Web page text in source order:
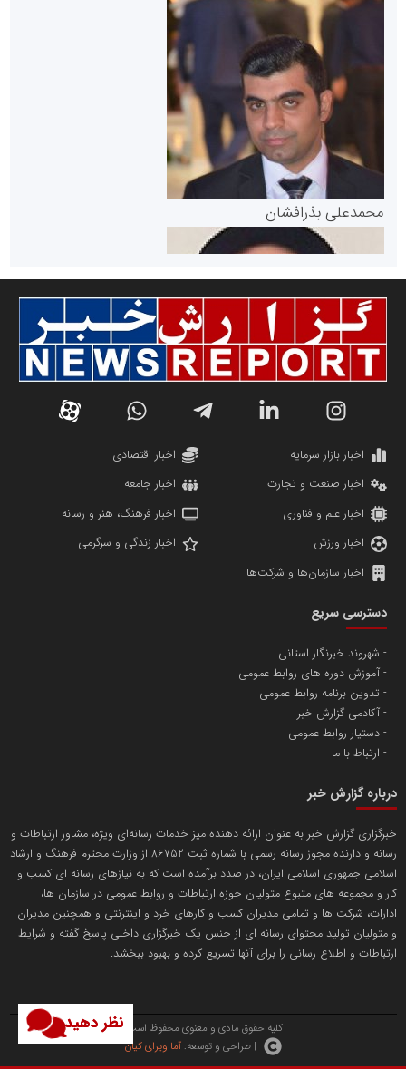
نظر دهید
پایگاه خبری گفتمان یزد
دانشگاه سئوی ایران
پایگاه اطلاع رسانی اعتلای نهادهای مردمی
پایگاه اطلاع رسانی دریا و نفت
سازمان بورس و اوراق بهادار
مرجع اخبار موثق در بازارسرمایه
سازمان صنعت،معدن و تجارت
تامین آهن اسفنجی تولیدکنندگان فولاد در کشور
تریبون
انتشار گسترده محتوا در رسانه گزارش خبر
محمدعلی بذرافشان
مریم حاج نوروز نظری
مسعودصادقی
محمدعلی کرمعلی
اخبار بازار سرمایه
اخبار اقتصادی
اخبار صنعت و تجارت
اخبار جامعه
اخبار علم و فناوری
اخبار فرهنگ، هنر و رسانه
اخبار ورزش
اخبار زندگی و سرگرمی
اخبار سازمان‌ها و شرکت‌ها
دسترسی سریع
شهروند خبرنگار استانی
آموزش دوره های روابط عمومی
تدوین برنامه روابط عمومی
آکادمی گزارش خبر
دستیار روابط عمومی
ارتباط با ما
درباره گزارش خبر
خبرگزاری گزارش خبر به عنوان ارائه دهنده میز خدمات رسانه‌ای ویژه، مشاور ارتباطات و
رسانه و دارنده مجوز رسانه رسمی با شماره ثبت 86752 از وزارت محترم فرهنگ و ارشاد
اسلامی جمهوری اسلامی ایران، در صدد برآمده است که به نیازهای رسانه ای کسب و
کار و مجموعه های متبوع متولیان حوزه ارتباطات و روابط عمومی در سازمان ها،
ادارات، شرکت ها و تمامی مدیران کسب و کارهای خرد و اینترنتی و همچنین مدیران
و متولیان تولید محتوای رسانه ای از جنس یک خبرگزاری داخلی پاسخ گفته و شرایط
ارتباطات و اطلاع رسانی را برای آنها تسریع کرده و بهبود ببخشد.
کلیه حقوق مادی و معنوی محفوظ است.
| طراحی و توسعه: آما ویرای کیان